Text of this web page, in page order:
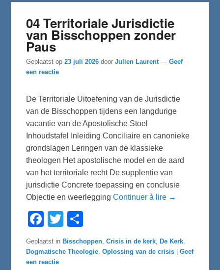
04 Territoriale Jurisdictie
van Bisschoppen zonder
Paus
Geplaatst op23 juli 2026 doorJulien Laurent —Geef
een reactie
De Territoriale Uitoefening van de Jurisdictie
van de Bisschoppen tijdens een langdurige
vacantie van de Apostolische Stoel
Inhoudstafel Inleiding Conciliaire en canonieke
grondslagen Leringen van de klassieke
theologen Het apostolische model en de aard
van het territoriale recht De supplentie van
jurisdictie Concrete toepassing en conclusie
Objectie en weerleggingContinuer à lire →
F
e
b
o
o
T
t
t
e
e
n
Geplaatst in Bisschoppen ,Crisis in de kerk De Kerk
Dogmatische Theologie ,Oplossing van de crisis |Geef
een reactie